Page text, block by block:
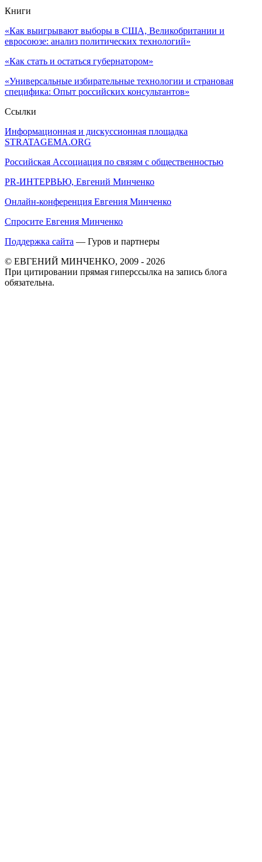
Книги
«Как выигрывают выборы в США, Великобритании и
евросоюзе: анализ политических технологий»
«Как стать и остаться губернатором»
«Универсальные избирательные технологии и страновая
специфика: Опыт российских консультантов»
Ссылки
Информационная и дискуссионная площадка
STRATAGEMA.ORG
Российская Ассоциация по связям с общественностью
PR-ИНТЕРВЬЮ, Евгений Минченко
Онлайн-конференция Евгения Минченко
Спросите Евгения Минченко
Поддержка сайта — Гуров и партнеры
© ЕВГЕНИЙ МИНЧЕНКО, 2009 - 2026
При цитировании прямая гиперссылка на запись блога
обязательна.